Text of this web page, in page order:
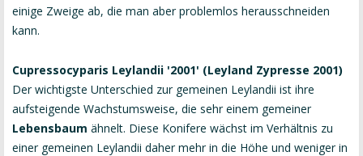
einige Zweige ab, die man aber problemlos herausschneiden
kann.
Cupressocyparis Leylandii '2001' (Leyland Zypresse 2001)
Der wichtigste Unterschied zur gemeinen Leylandii ist ihre
aufsteigende Wachstumsweise, die sehr einem gemeiner
Lebensbaum ähnelt. Diese Konifere wächst im Verhältnis zu
einer gemeinen Leylandii daher mehr in die Höhe und weniger in